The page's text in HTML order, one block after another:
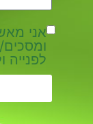
אני